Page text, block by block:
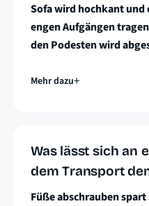
Sofa wird hochkant
engen Aufgängen
den Podesten wird
Mehr dazu
Was lässt sich an
dem Transport
Füße abschrauben